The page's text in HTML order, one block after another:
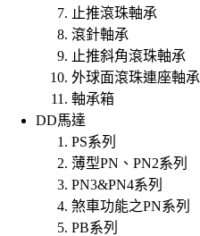
止推滾珠軸承
滾針軸承
止推斜角滾珠軸承
外球面滾珠連座軸承
軸承箱
DD馬達
PS系列
薄型PN、PN2系列
PN3&PN4系列
煞車功能之PN系列
PB系列